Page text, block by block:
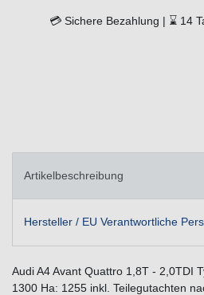
💳 Sichere Bezahlung | ⌛ 14
Artikelbeschreibung
Hersteller / EU Verantwortliche
Audi A4 Avant Quattro 1,8T - 2,0TDI
1300 Ha: 1255 inkl. Teilegutachten